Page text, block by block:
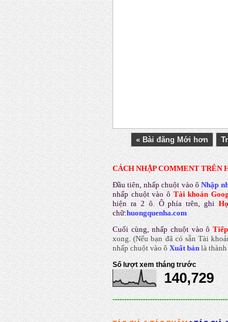
« Bài đăng Mới hơn
CÁCH NHẬP COMMENT TRÊN
Đầu tiên, nhấp chuột vào ô Nhập
nhấp chuột vào ô Tài khoản
hiện ra 2 ô. Ô phía trên, ghi
chữ:huongquenha.com
Cuối cùng, nhấp chuột vào ô
xong.(Nếu bạn đã có sẵn Tài
nhấp chuột vào ô Xuất bản là
Số lượt xem tháng trước
140,729